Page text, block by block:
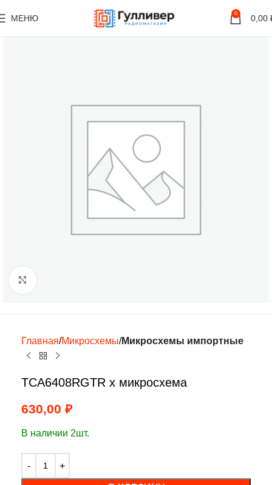
МЕНЮ 0 0,00
Главная Микросхемы Микросхемы импортные
TCA6408RGTR х микросхема
630,00 ₽
В наличии 2шт.